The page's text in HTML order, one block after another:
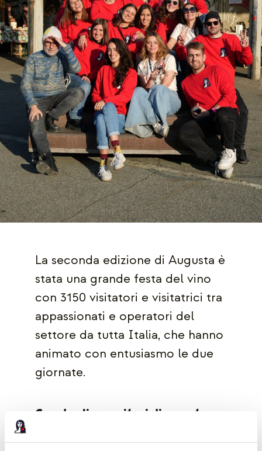
La seconda edizione di Augusta è
stata una grande festa del vino
con 3150 visitatori e visitatrici tra
appassionati e operatori del
settore da tutta Italia, che hanno
animato con entusiasmo le due
giornate.
Guarda gli espositori di augusta